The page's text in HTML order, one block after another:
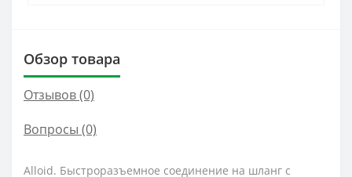
Обзор товара
Отзывов (0)
Вопросы (0)
Alloid. Быстроразъемное соединение на шланг с